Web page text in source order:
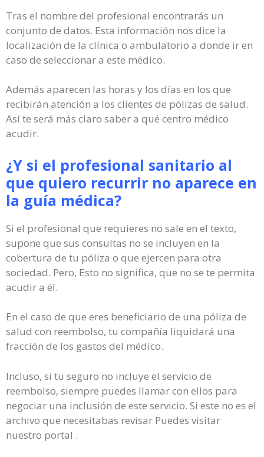
Tras el nombre del profesional encontrarás un
conjunto de datos. Esta información nos dice la
localización de la clínica o ambulatorio a donde ir en
caso de seleccionar a este médico.
Además aparecen las horas y los días en los que
recibirán atención a los clientes de pólizas de salud.
Así te será más claro saber a qué centro médico
acudir.
¿Y si el profesional sanitario al
que quiero recurrir no aparece en
la guía médica?
Si el profesional que requieres no sale en el texto,
supone que sus consultas no se incluyen en la
cobertura de tu póliza o que ejercen para otra
sociedad. Pero, Esto no significa, que no se te permita
acudir a él.
En el caso de que eres beneficiario de una póliza de
salud con reembolso, tu compañía liquidará una
fracción de los gastos del médico.
Incluso, si tu seguro no incluye el servicio de
reembolso, siempre puedes llamar con ellos para
negociar una inclusión de este servicio. Si este no es el
archivo que necesitabas revisar Puedes visitar
nuestro portal .